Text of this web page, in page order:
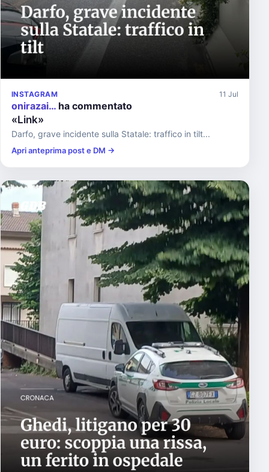
INSTAGRAM 11 Jul
onirazai… ha commentato
«Link»
Darfo, grave incidente sulla Statale: traffico in tilt...
Apri anteprima post e DM →